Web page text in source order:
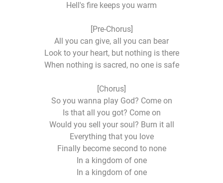
Hell's fire keeps you warm
[Pre-Chorus]
All you can give, all you can bear
Look to your heart, but nothing is there
When nothing is sacred, no one is safe
[Chorus]
So you wanna play God? Come on
Is that all you got? Come on
Would you sell your soul? Burn it all
Everything that you love
Finally become second to none
In a kingdom of one
In a kingdom of one